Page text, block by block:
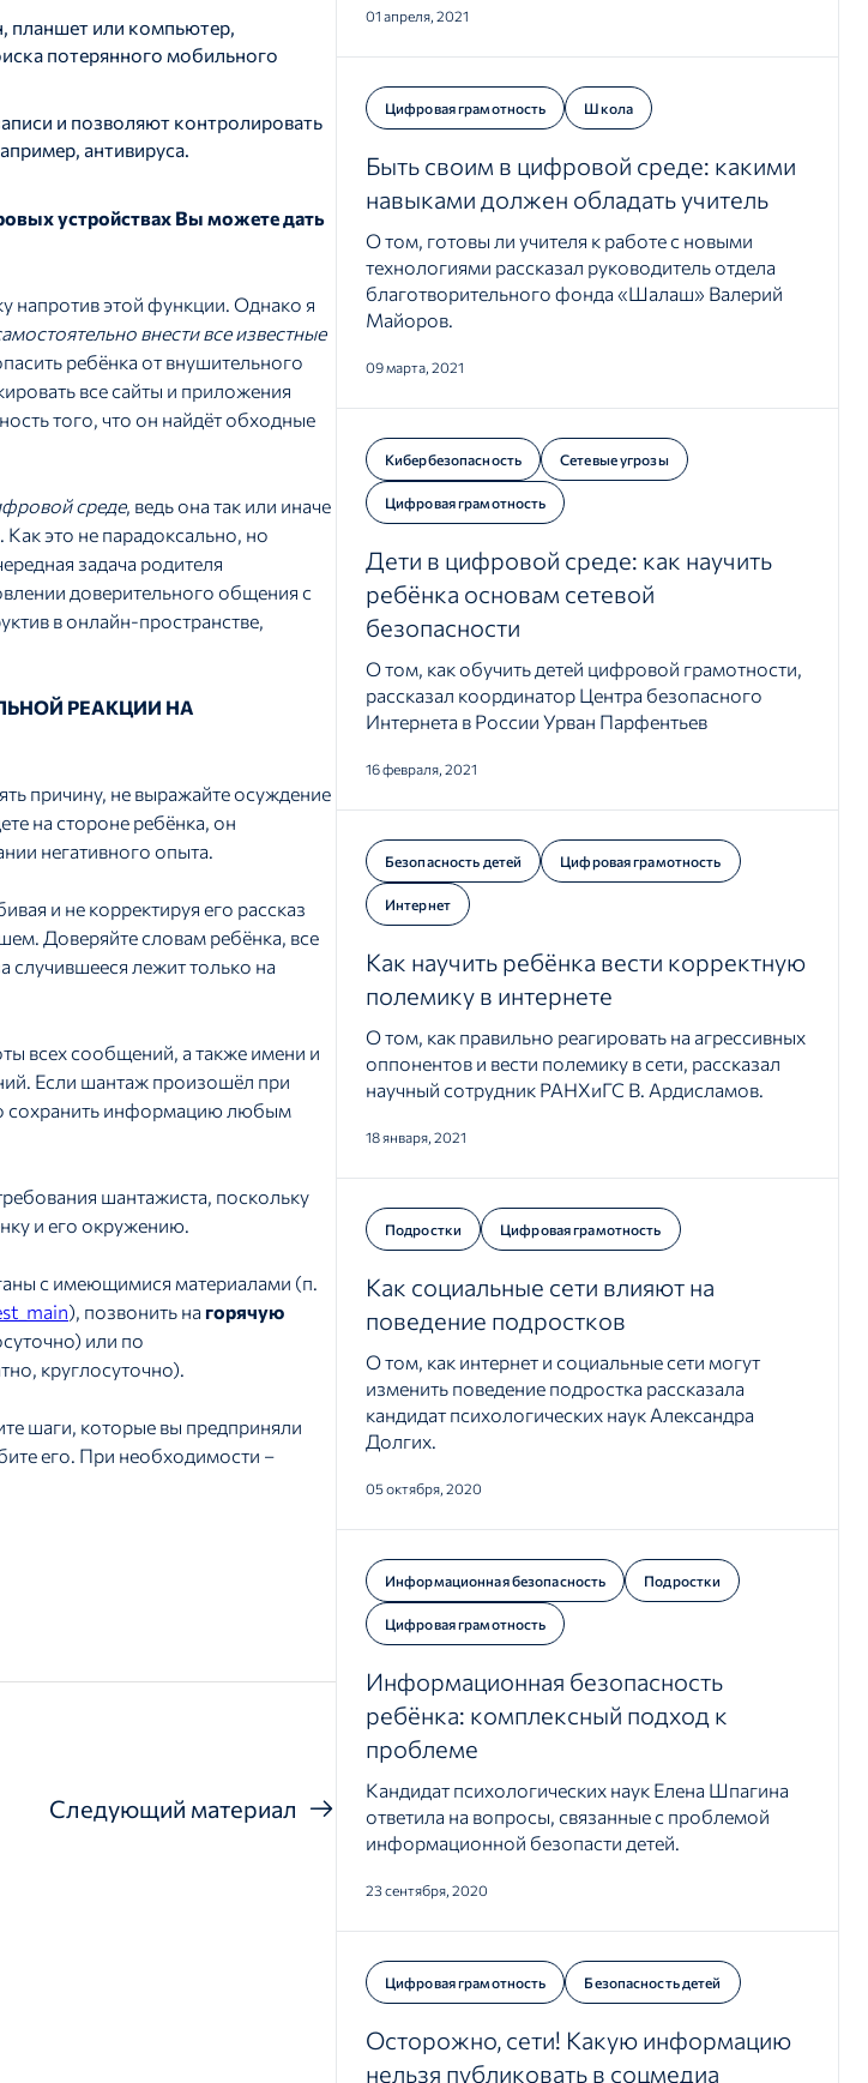
планшет или компьютер,
потерянного мобильного
и позволяют контролировать
антивируса.
устройствах Вы можете дать
напротив этой функции. Однако я
внести все известные
ребёнка от внушительного
все сайты и приложения
того, что он найдёт обходные
среде, ведь она так или иначе
это не парадоксально, но
задача родителя
доверительного общения с
в онлайн-пространстве,
РЕАКЦИИ НА
причину, не выражайте осуждение
на стороне ребёнка, он
негативного опыта.
и не корректируя его рассказ
Доверяйте словам ребёнка, все
случившееся лежит только на
всех сообщений, а также имени и
Если шантаж произошёл при
сохранить информацию любым
шантажиста, поскольку
и его окружению.
с имеющимися материалами (п.
), позвонить на горячую
или по
круглосуточно).
шаги, которые вы предприняли
его. При необходимости –
Следующий материал
01 апреля, 2021
Цифровая грамотность Школа
Быть своим в цифровой среде: какими
навыками должен обладать учитель
О том, готовы ли учителя к работе с новыми
технологиями рассказал руководитель отдела
благотворительного фонда «Шалаш» Валерий
Майоров.
09 марта, 2021
Кибербезопасность Сетевые угрозы
Цифровая грамотность
Дети в цифровой среде: как научить
ребёнка основам сетевой
безопасности
О том, как обучить детей цифровой грамотности,
рассказал координатор Центра безопасного
Интернета в России Урван Парфентьев
16 февраля, 2021
Безопасность детей Цифровая грамотность
Интернет
Как научить ребёнка вести корректную
полемику в интернете
О том, как правильно реагировать на агрессивных
оппонентов и вести полемику в сети, рассказал
научный сотрудник РАНХиГС В. Ардисламов.
18 января, 2021
Подростки Цифровая грамотность
Как социальные сети влияют на
поведение подростков
О том, как интернет и социальные сети могут
изменить поведение подростка рассказала
кандидат психологических наук Александра
Долгих.
05 октября, 2020
Информационная безопасность Подростки
Цифровая грамотность
Информационная безопасность
ребёнка: комплексный подход к
проблеме
Кандидат психологических наук Елена Шпагина
ответила на вопросы, связанные с проблемой
информационной безопасти детей.
23 сентября, 2020
Цифровая грамотность Безопасность детей
Осторожно, сети! Какую информацию
нельзя публиковать в соцмедиа